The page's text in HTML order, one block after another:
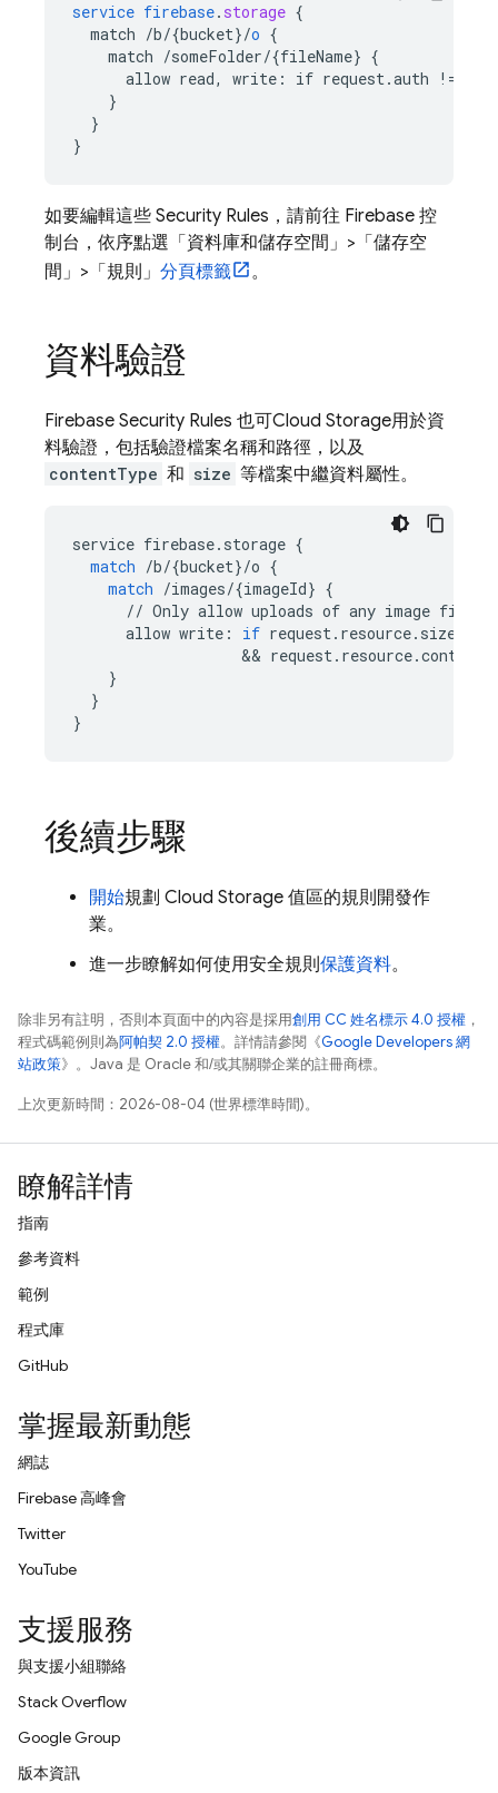
service firebase. storage {
match /b/{bucket}/o {
match /someFolder/{fileName} {
allow read, write : if request.auth !=
}
}
}
如要編輯這些 Security Rules ，請前往 Firebase 控
制台，依序點選「資料庫和儲存空間」 >「儲存空
間」 >「規則」 分頁標籤 。
資料驗證
Firebase Security Rules 也可Cloud Storage用於資
料驗證，包括驗證檔案名稱和路徑，以及
contentType 和 size 等檔案中繼資料屬性。
service firebase. storage {
match /b/{bucket}/o {
match /images/{imageId} {
// Only allow uploads of any image file
allow write : if request. resource. size
&& request. resource.
}
}
}
後續步驟
開始規劃 Cloud Storage 值區的規則開發作
業。
進一步瞭解如何使用安全規則保護資料。
除非另有註明，否則本頁面中的內容是採用創用 CC 姓名標示 4.0 授權 ，
程式碼範例則為阿帕契 2.0 授權。詳情請參閱《Google Developers 網
站政策》。Java 是 Oracle 和/或其關聯企業的註冊商標。
上次更新時間：2026-08-04 (世界標準時間)。
瞭解詳情
指南
參考資料
範例
程式庫
GitHub
掌握最新動態
網誌
Firebase 高峰會
Twitter
YouTube
支援服務
與支援小組聯絡
Stack Overflow
Google Group
版本資訊